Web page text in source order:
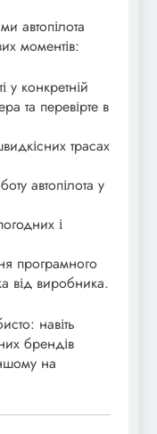
автопілота
моментів:
у конкретній
та перевірте в
трасах
автопілота у
і
програмного
від виробника.
навіть
брендів
на